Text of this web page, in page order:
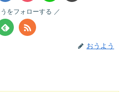
をフォローする
おうよう